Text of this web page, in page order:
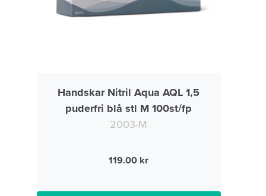
Handskar Nitril Aqua AQL 1,5
puderfri blå stl M 100st/fp
2003-M
119.00